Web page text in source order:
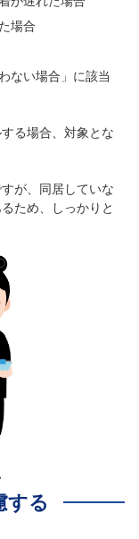
場合
ない場合」に該当
る場合、対象とな
が、同居していな
ため、しっかりと
する